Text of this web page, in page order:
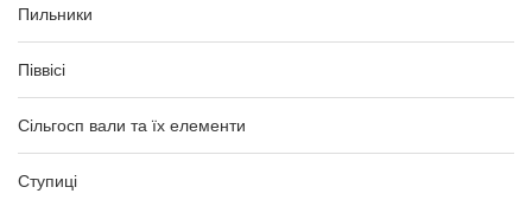
Пильники
Піввісі
Сільгосп вали та їх елементи
Ступиці